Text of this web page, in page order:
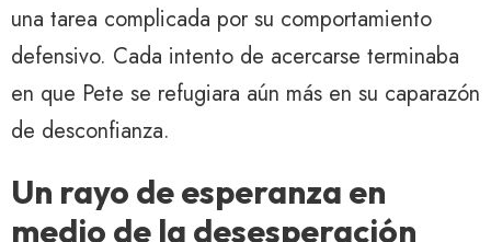
una tarea complicada por su comportamiento
defensivo. Cada intento de acercarse terminaba
en que Pete se refugiara aún más en su caparazón
de desconfianza.
Un rayo de esperanza en
medio de la desesperación